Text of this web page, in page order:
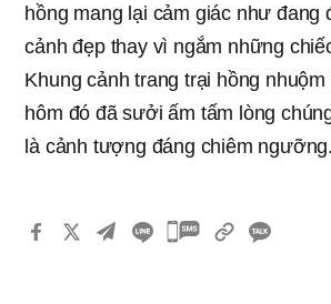
hồng mang lại cảm giác như đang
cảnh đẹp thay vì ngắm những
Khung cảnh trang trại hồng
hôm đó đã sưởi ấm tấm lòng
là cảnh tượng đáng chiêm ngưỡng.
카